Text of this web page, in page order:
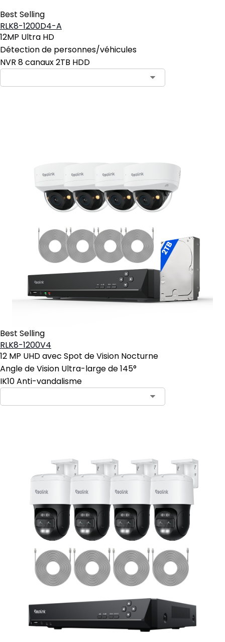
Best Selling
RLK8-1200D4-A
12MP Ultra HD
Détection de personnes/véhicules
NVR 8 canaux 2TB HDD
Best Selling
RLK8-1200V4
12 MP UHD avec Spot de Vision Nocturne
Angle de Vision Ultra-large de 145°
IK10 Anti-vandalisme